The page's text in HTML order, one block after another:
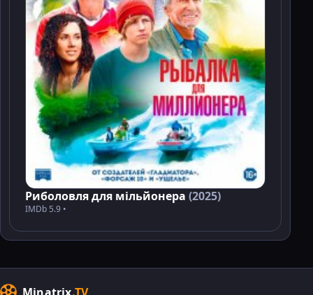
Риболовля для мільйонера (2025)
IMDb 5.9 •